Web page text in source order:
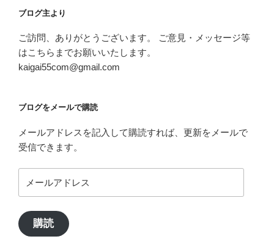
ブログ主より
ご訪問、ありがとうございます。 ご意見・メッセージ等
はこちらまでお願いいたします。
kaigai55com@gmail.com
ブログをメールで購読
メールアドレスを記入して購読すれば、更新をメールで
受信できます。
ー
ア
ド
購読